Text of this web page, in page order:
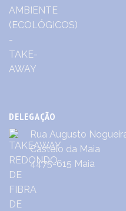
DELEGAÇÃO
Rua Augusto
Castêlo da Maia
4475-615 Maia